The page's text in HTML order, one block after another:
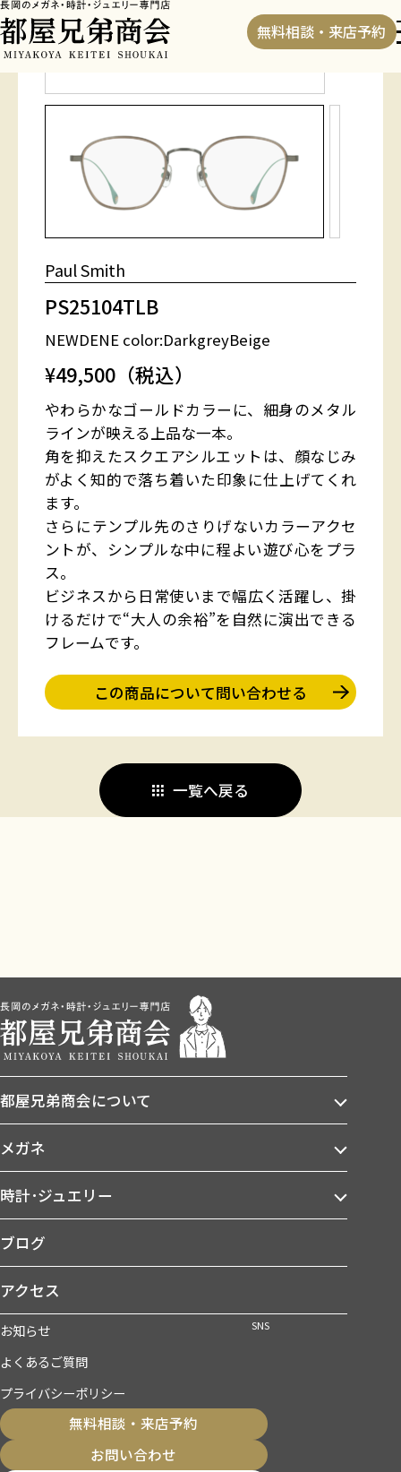
無料相談・来店予約
HOME> フレーム >PS25104TLB
Paul Smith
PS25104TLB
NEWDENE color:DarkgreyBeige
¥49,500（税込）
やわらかなゴールドカラーに、細身のメタル
ラインが映える上品な一本。
角を抑えたスクエアシルエットは、顔なじみ
がよく知的で落ち着いた印象に仕上げてくれ
ます。
さらにテンプル先のさりげないカラーアクセ
ントが、シンプルな中に程よい遊び心をプラ
ス。
ビジネスから日常使いまで幅広く活躍し、掛
けるだけで“大人の余裕”を自然に演出できる
フレームです。
この商品について問い合わせる
一覧へ戻る
都屋兄弟商会について
メガネ
時計･ジュエリー
ブログ
アクセス
お知らせ
よくあるご質問
プライバシーポリシー
SNS
無料相談・来店予約
お問い合わせ